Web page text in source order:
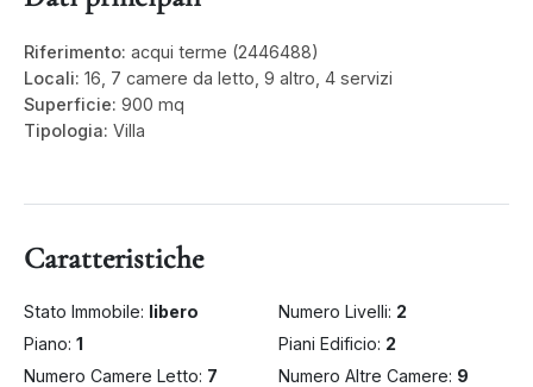
Riferimento: acqui terme (2446488)
Locali: 16, 7 camere da letto, 9 altro, 4 servizi
Superficie: 900 mq
Tipologia: Villa
Caratteristiche
Stato Immobile: libero Numero Livelli: 2
Piano: 1 Piani Edificio: 2
Numero Camere Letto: 7 Numero Altre Camere: 9